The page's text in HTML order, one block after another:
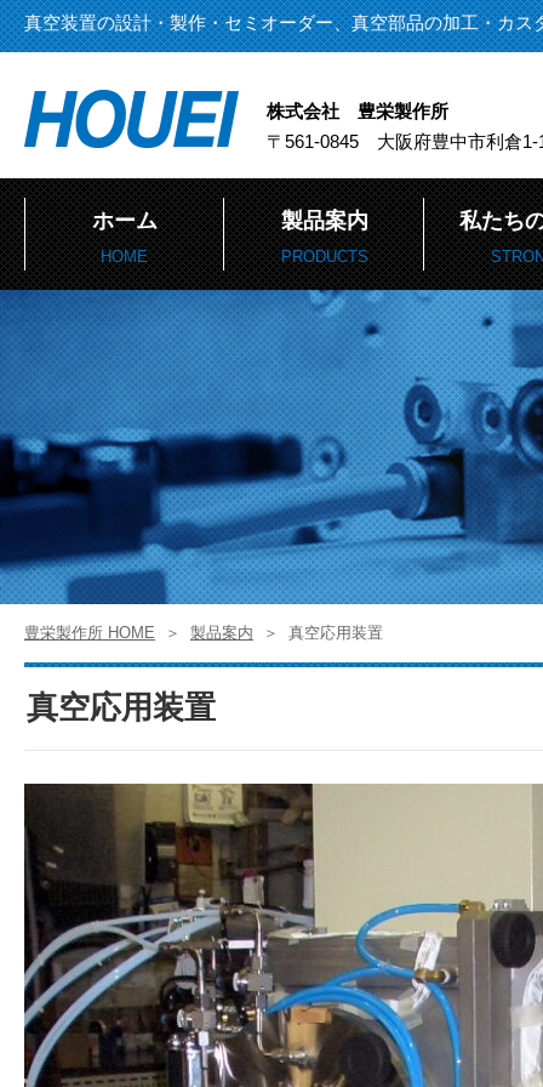
真空装置の設計・製作・セミオーダー、真空部品の加工・カ
株式会社 豊栄製作所
〒561-0845 大阪府豊中市利倉1-
ホーム
HOME
製品案内
PRODUCTS
私たち
豊栄製作所 HOME 製品案内 真空応用装置
真空応用装置